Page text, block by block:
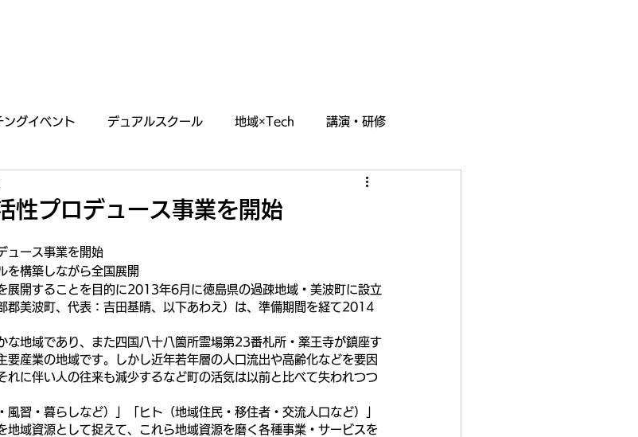
ングイベント デュアルスクール 地域×Tech 講演・研修
出演情報
性プロデュース事業を開始
ュース事業を開始
を構築しながら全国展開
展開することを目的に2013年6月に徳島県の過疎地域・美波町に設立
郡美波町、代表：吉田基晴、以下あわえ）は、準備期間を経て2014
な地域であり、また四国八十八箇所霊場第23番札所・薬王寺が鎮座す
要産業の地域です。しかし近年若年層の人口流出や高齢化などを要因
れに伴い人の往来も減少するなど町の活気は以前と比べて失われつつ
習・暮らしなど）」「ヒト（地域住民・移住者・交流人口など）」
地域資源として捉えて、これら地域資源を磨く各種事業・サービスを